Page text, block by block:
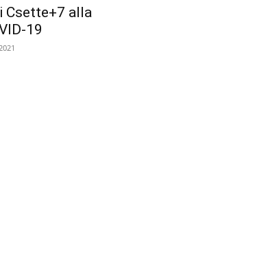
Csette+7 alla
19